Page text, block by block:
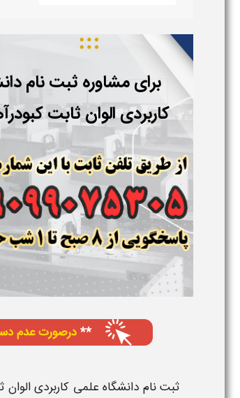
برای مشاوره ثبت نام
کاربردی الوان ثابت
ثبت نام دانشگاه علمی کاربردی